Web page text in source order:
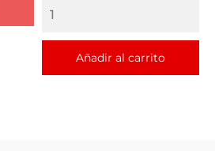
Añadir al carrito